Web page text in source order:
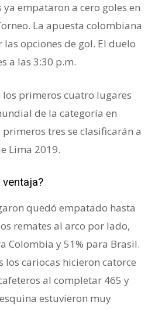
empataron a cero goles en
La apuesta colombiana
opciones de gol. El duelo
a las 3:30 p.m.
los primeros cuatro lugares
de la categoría en
tres se clasificarán a
Lima 2019.
quedó empatado hasta
remates al arco por lado,
Colombia y 51% para Brasil.
los cariocas hicieron catorce
al completar 465 y
estuvieron muy